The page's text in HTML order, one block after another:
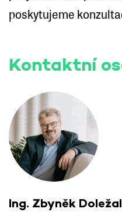
poskytujeme
Kontaktní
Ing. Zbyněk Doležal